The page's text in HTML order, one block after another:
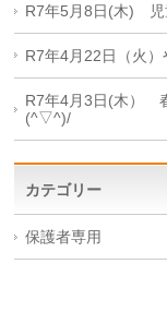
R7年5月8日(木) 児
R7年4月22日（火）
R7年4月3日(木）
(^▽^)/
カテゴリー
保護者専用